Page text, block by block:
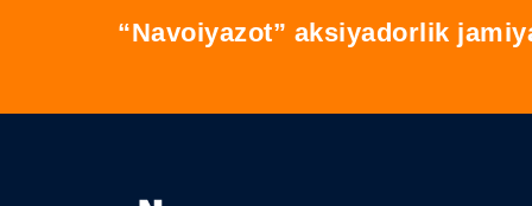
“Navoiyazot” aksiyadorlik